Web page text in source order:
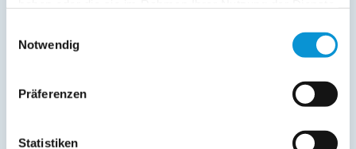
Notwendig
Präferenzen
Statistiken
Verpflegung:
Sonstiges:
Duschhocker gratis. Bitte alle Ausstattungsgegenstände